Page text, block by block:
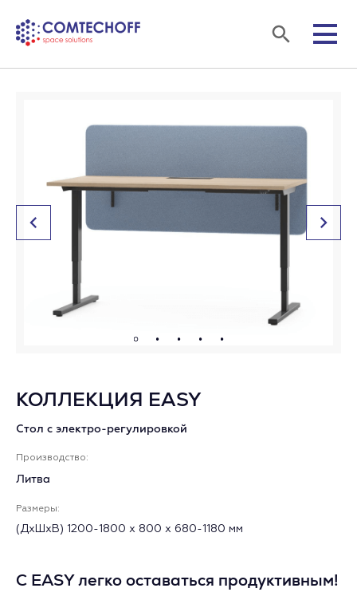
КОЛЛЕКЦИЯ EASY
Стол с электро-регулировкой
Производство:
Литва
Размеры:
(ДхШхВ) 1200-1800 х 800 х 680-1180 мм
С EASY легко оставаться продуктивным!